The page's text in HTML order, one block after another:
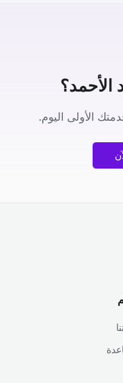
الأحمد؟
الأولى اليوم.